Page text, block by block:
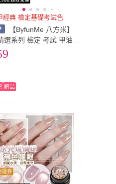
經典 檢定基礎考試色
【ByfunMe 八方米】
選系列 檢定 考試 甲油
恆經典色 檢定色 基礎
贈品
運券